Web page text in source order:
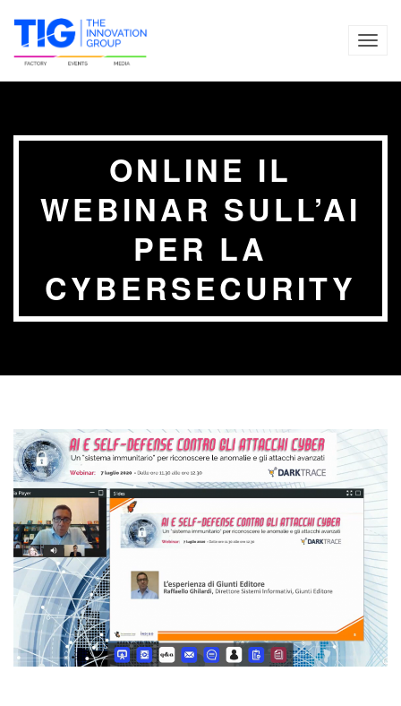
ONLINE IL
WEBINAR SULL’AI
PER LA
CYBERSECURITY